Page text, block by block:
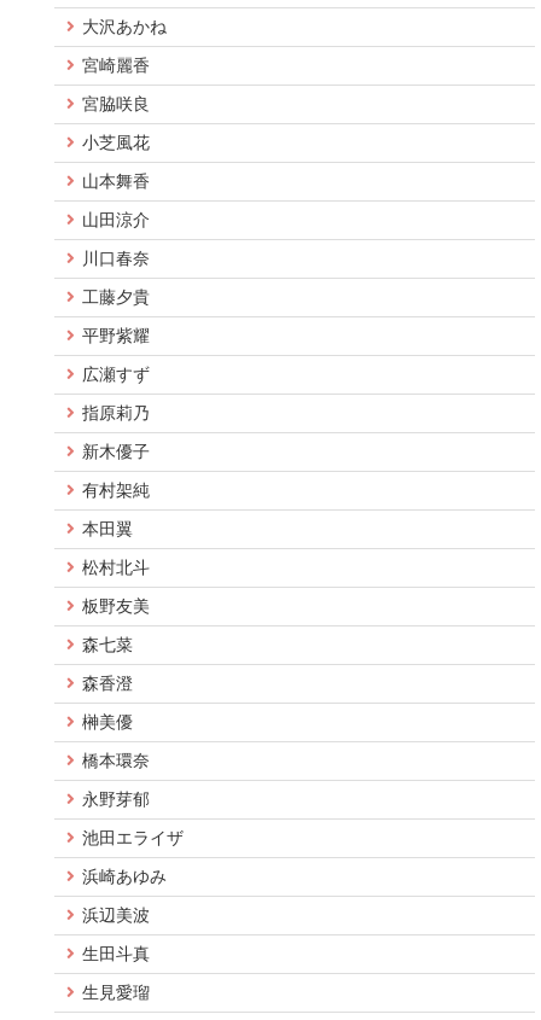
大沢あかね
宮崎麗香
宮脇咲良
小芝風花
山本舞香
山田涼介
川口春奈
工藤夕貴
平野紫耀
広瀬すず
指原莉乃
新木優子
有村架純
本田翼
松村北斗
板野友美
森七菜
森香澄
榊美優
橋本環奈
永野芽郁
池田エライザ
浜崎あゆみ
浜辺美波
生田斗真
生見愛瑠